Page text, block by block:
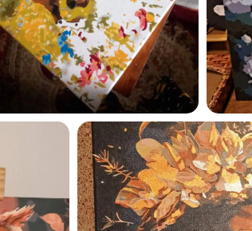
SAŅEMT -10%